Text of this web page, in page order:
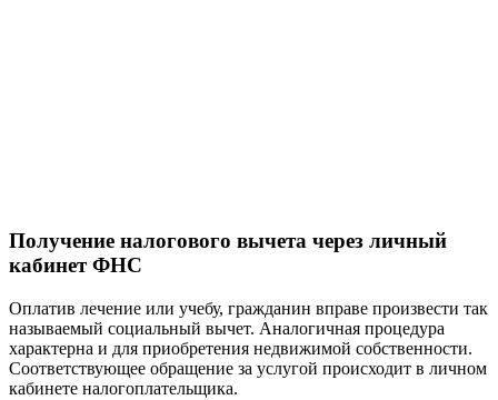
Получение налогового вычета через личный
кабинет ФНС
Оплатив лечение или учебу, гражданин вправе произвести так
называемый социальный вычет. Аналогичная процедура
характерна и для приобретения недвижимой собственности.
Соответствующее обращение за услугой происходит в личном
кабинете налогоплательщика.